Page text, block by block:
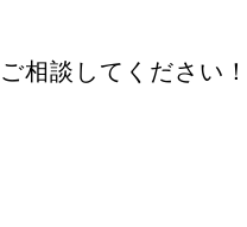
相談してください